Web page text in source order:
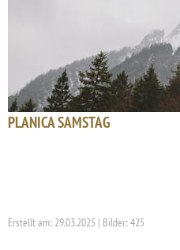
PLANICA SAMSTAG
Erstellt am: 29.03.2025 | Bilder: 425